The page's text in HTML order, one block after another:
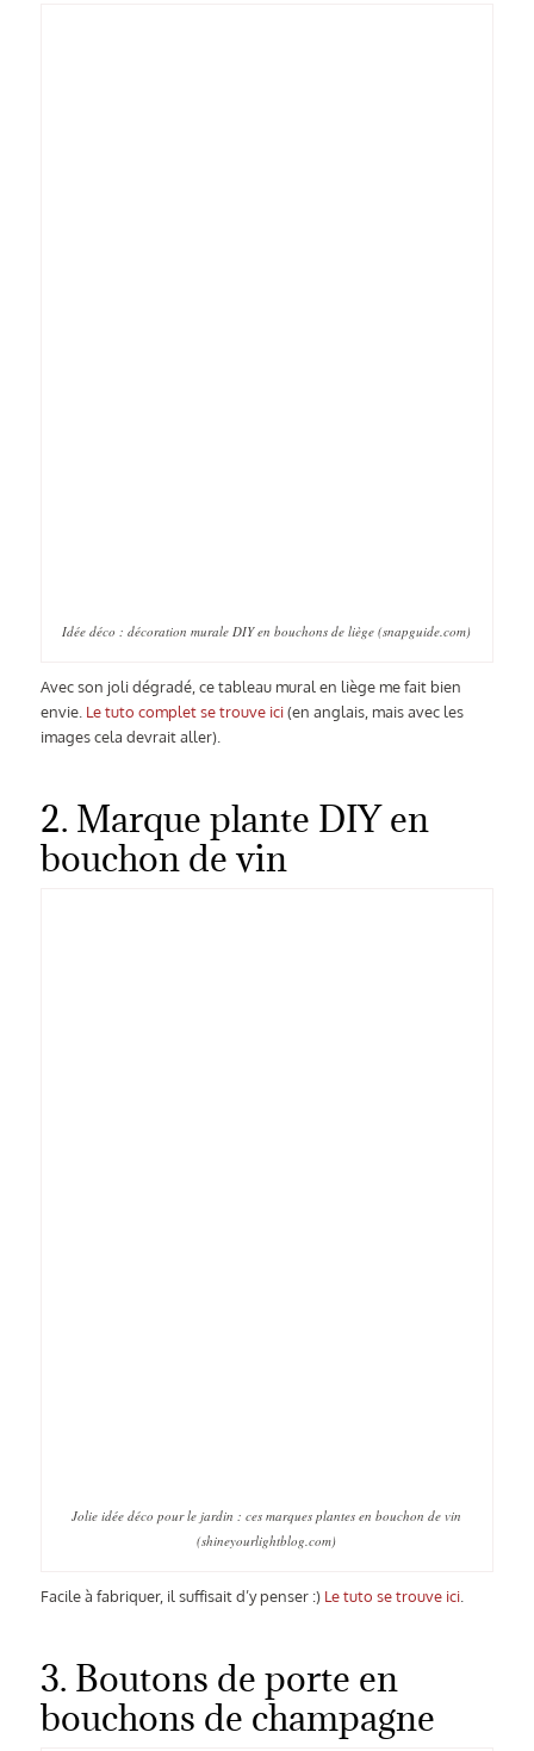
Idée déco : décoration murale DIY en bouchons de liège (snapguide.com)
Avec son joli dégradé, ce tableau mural en liège me fait bien
envie. Le tuto complet se trouve ici(en anglais, mais avec les
images cela devrait aller).
2. Marque plante DIY en
bouchon de vin
Jolie idée déco pour le jardin : ces marques plantes en bouchon de vin
(shineyourlightblog.com)
Facile à fabriquer, il suffisait d’y penser :) Le tuto se trouve ici.
3. Boutons de porte en
bouchons de champagne